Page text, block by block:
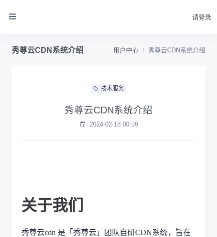
请登录
秀尊云CDN系统介绍 用户中心 秀尊云CDN系统介绍
技术服务
秀尊云CDN系统介绍
2024-02-18 00:59
关于我们
秀尊云cdn 是「 秀尊云 」团队自研CDN系统，旨在